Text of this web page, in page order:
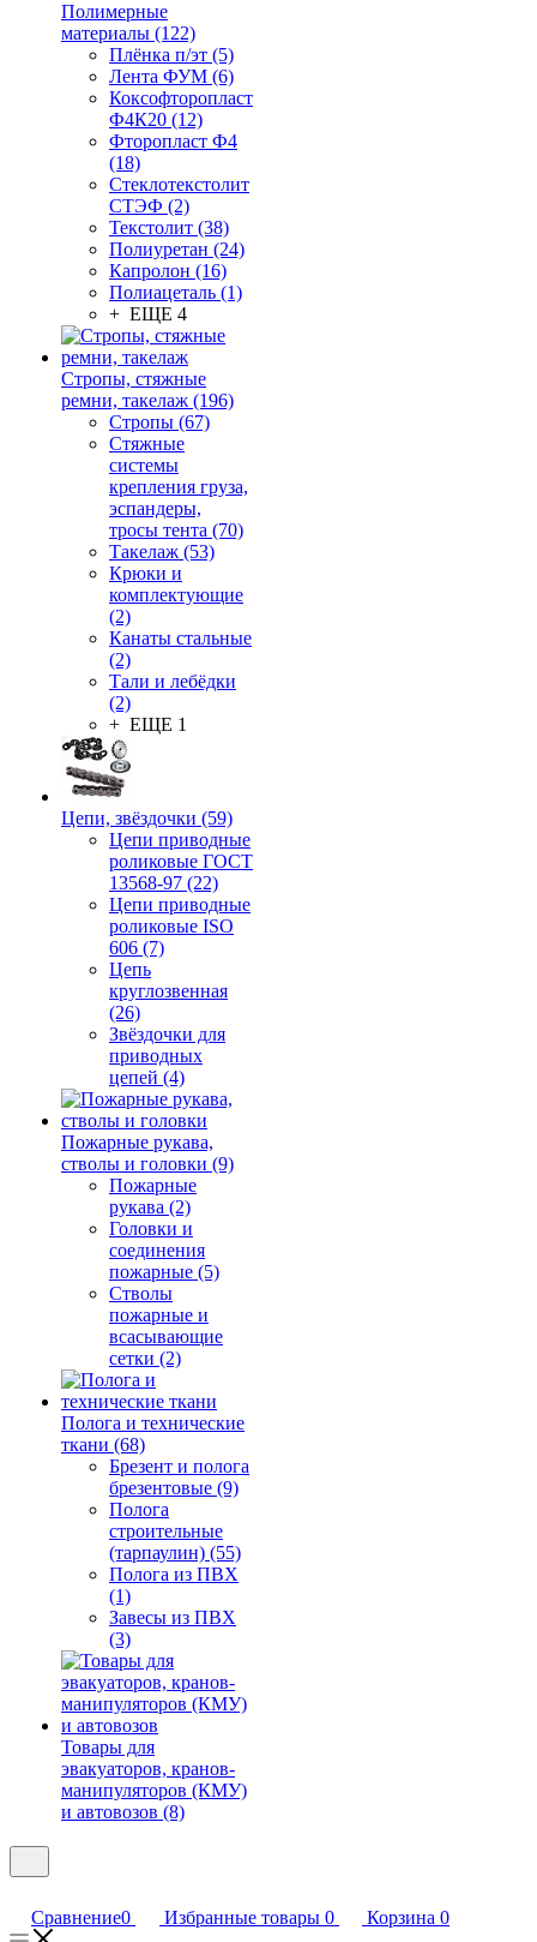
Полимерные
материалы (122)
Плёнка п/эт (5)
Лента ФУМ (6)
Коксофторопласт
Ф4К20 (12)
Фторопласт Ф4
(18)
Стеклотекстолит
СТЭФ (2)
Текстолит (38)
Полиуретан (24)
Капролон (16)
Полиацеталь (1)
+ ЕЩЕ 4
Стропы, стяжные
ремни, такелаж (196)
Стропы (67)
Стяжные
системы
крепления груза,
эспандеры,
тросы тента (70)
Такелаж (53)
Крюки и
комплектующие
(2)
Канаты стальные
(2)
Тали и лебёдки
(2)
+ ЕЩЕ 1
Цепи, звёздочки (59)
Цепи приводные
роликовые ГОСТ
13568-97 (22)
Цепи приводные
роликовые ISO
606 (7)
Цепь
круглозвенная
(26)
Звёздочки для
приводных
цепей (4)
Пожарные рукава,
стволы и головки (9)
Пожарные
рукава (2)
Головки и
соединения
пожарные (5)
Стволы
пожарные и
всасывающие
сетки (2)
Полога и технические
ткани (68)
Брезент и полога
брезентовые (9)
Полога
строительные
(тарпаулин) (55)
Полога из ПВХ
(1)
Завесы из ПВХ
(3)
Товары для
эвакуаторов, кранов-
манипуляторов (КМУ)
и автовозов (8)
Сравнение0 Избранные товары 0 Корзина 0